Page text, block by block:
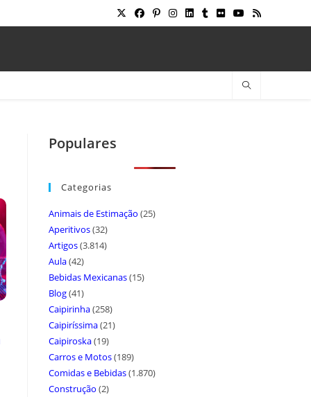
Populares
Categorias
Animais de Estimação (25)
Aperitivos(32)
Artigos(3.814)
Aula(42)
Bebidas Mexicanas(15)
Blog(41)
Caipirinha(258)
Caipiríssima(21)
Caipiroska(19)
Carros e Motos(189)
Comidas e Bebidas(1.870)
Construção (2)